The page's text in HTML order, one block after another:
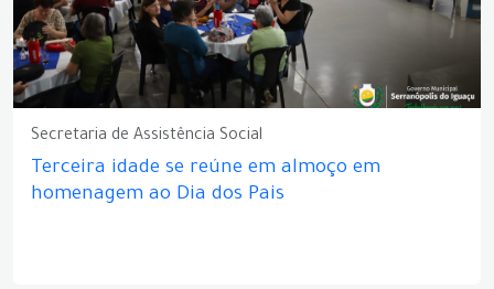
Secretaria de Assistência Social
Terceira idade se reúne em almoço em
homenagem ao Dia dos Pais